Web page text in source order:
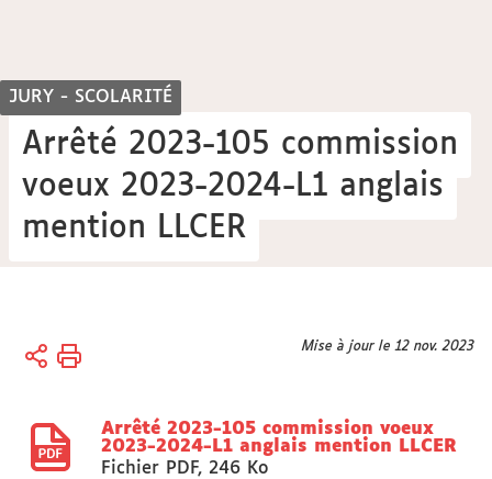
JURY - SCOLARITÉ
Arrêté 2023-105 commission
voeux 2023-2024-L1 anglais
mention LLCER
Vous
Accueil
Mise à jour le 12 nov. 2023
Arrêté 2023-105 commission voeux
2023-2024-L1 anglais mention LLCER
Fichier PDF, 246 Ko